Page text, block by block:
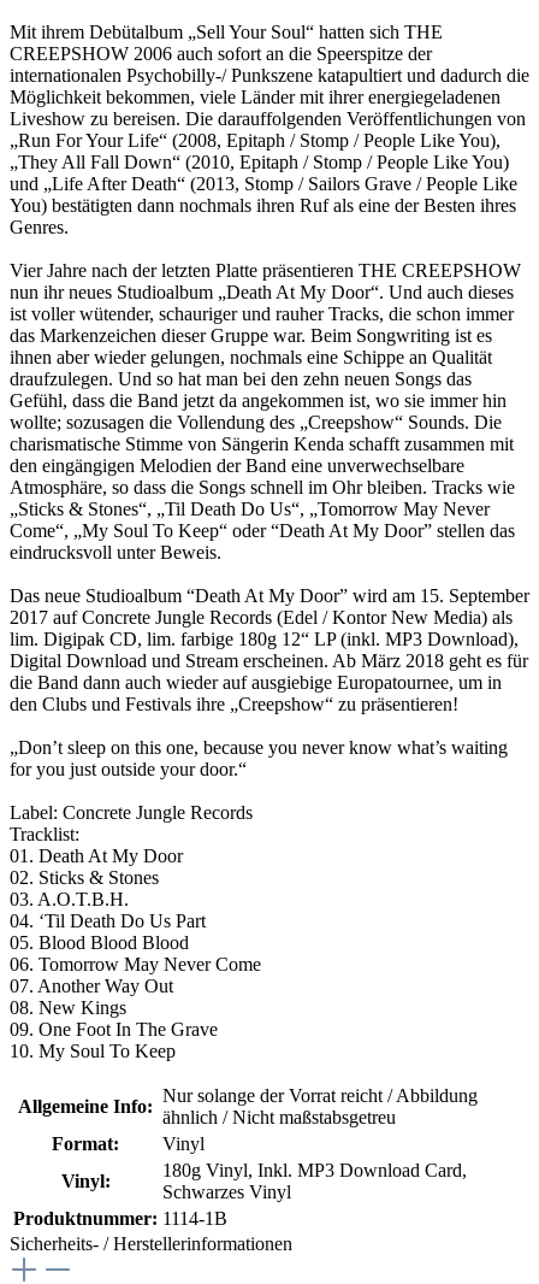
Mit ihrem Debütalbum „Sell Your Soul“ hatten sich THE
CREEPSHOW 2006 auch sofort an die Speerspitze der
internationalen Psychobilly-/ Punkszene katapultiert und dadurch die
Möglichkeit bekommen, viele Länder mit ihrer energiegeladenen
Liveshow zu bereisen. Die darauffolgenden Veröffentlichungen von
„Run For Your Life“ (2008, Epitaph / Stomp / People Like You),
„They All Fall Down“ (2010, Epitaph / Stomp / People Like You)
und „Life After Death“ (2013, Stomp / Sailors Grave / People Like
You) bestätigten dann nochmals ihren Ruf als eine der Besten ihres
Genres.
Vier Jahre nach der letzten Platte präsentieren THE CREEPSHOW
nun ihr neues Studioalbum „Death At My Door“. Und auch dieses
ist voller wütender, schauriger und rauher Tracks, die schon immer
das Markenzeichen dieser Gruppe war. Beim Songwriting ist es
ihnen aber wieder gelungen, nochmals eine Schippe an Qualität
draufzulegen. Und so hat man bei den zehn neuen Songs das
Gefühl, dass die Band jetzt da angekommen ist, wo sie immer hin
wollte; sozusagen die Vollendung des „Creepshow“ Sounds. Die
charismatische Stimme von Sängerin Kenda schafft zusammen mit
den eingängigen Melodien der Band eine unverwechselbare
Atmosphäre, so dass die Songs schnell im Ohr bleiben. Tracks wie
„Sticks & Stones“, „Til Death Do Us“, „Tomorrow May Never
Come“, „My Soul To Keep“ oder “Death At My Door” stellen das
eindrucksvoll unter Beweis.
Das neue Studioalbum “Death At My Door” wird am 15. September
2017 auf Concrete Jungle Records (Edel / Kontor New Media) als
lim. Digipak CD, lim. farbige 180g 12“ LP (inkl. MP3 Download),
Digital Download und Stream erscheinen. Ab März 2018 geht es für
die Band dann auch wieder auf ausgiebige Europatournee, um in
den Clubs und Festivals ihre „Creepshow“ zu präsentieren!
„Don’t sleep on this one, because you never know what’s waiting
for you just outside your door.“
Label: Concrete Jungle Records
Tracklist:
01. Death At My Door
02. Sticks & Stones
03. A.O.T.B.H.
04. ‘Til Death Do Us Part
05. Blood Blood Blood
06. Tomorrow May Never Come
07. Another Way Out
08. New Kings
09. One Foot In The Grave
10. My Soul To Keep
Allgemeine Info:
Nur solange der Vorrat reicht / Abbildung
ähnlich / Nicht maßstabsgetreu
Format:
Vinyl
Vinyl:
180g Vinyl, Inkl. MP3 Download Card,
Schwarzes Vinyl
Produktnummer: 1114-1B
Sicherheits- / Herstellerinformationen